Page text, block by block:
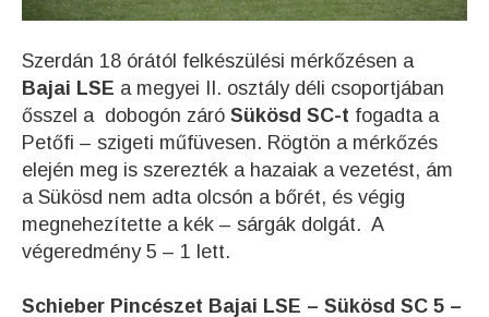
Szerdán 18 órától felkészülési mérkőzésen a
Bajai LSE a megyei II. osztály déli csoportjában
ősszel a dobogón záró Sükösd SC-t fogadta a
Petőfi – szigeti műfüvesen. Rögtön a mérkőzés
elején meg is szerezték a hazaiak a vezetést, ám
a Sükösd nem adta olcsón a bőrét, és végig
megnehezítette a kék – sárgák dolgát. A
végeredmény 5 – 1 lett.
Schieber Pincészet Bajai LSE – Sükösd SC 5 –